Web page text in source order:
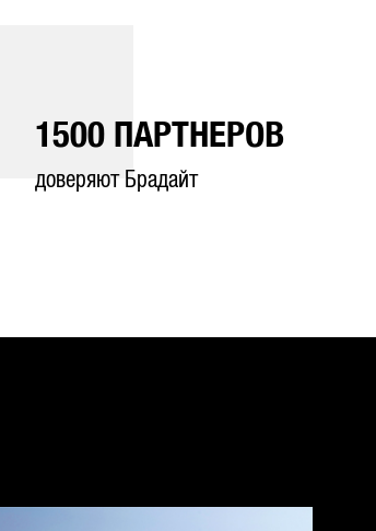
1500 ПАРТНЕРОВ
доверяют Брадайт